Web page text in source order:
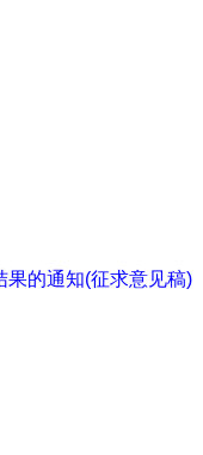
果的通知(征求意见稿)